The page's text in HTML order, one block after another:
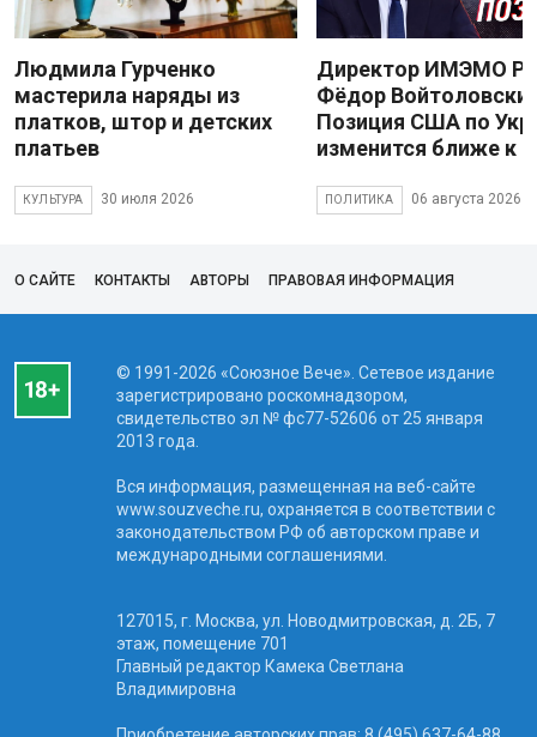
Людмила Гурченко
мастерила наряды из
платков, штор и детских
платьев
КУЛЬТУРА 30 июля 2026
Директор ИМЭМО
Фёдор
Позиция США по
изменится ближе к
ПОЛИТИКА 06 августа 2026
О САЙТЕ КОНТАКТЫ АВТОРЫ ПРАВОВАЯ ИНФОРМАЦИЯ
© 1991-2026 «Союзное Вече». Сетевое издание
зарегистрировано роскомнадзором,
свидетельство эл № фc77-52606 от 25 января
2013 года.
Вся информация, размещенная на веб-сайте
www.souzveche.ru, охраняется в соответствии с
законодательством РФ об авторском праве и
международными соглашениями.
127015, г. Москва, ул. Новодмитровская, д. 2Б, 7
этаж, помещение 701
Главный редактор Камека Светлана
Владимировна